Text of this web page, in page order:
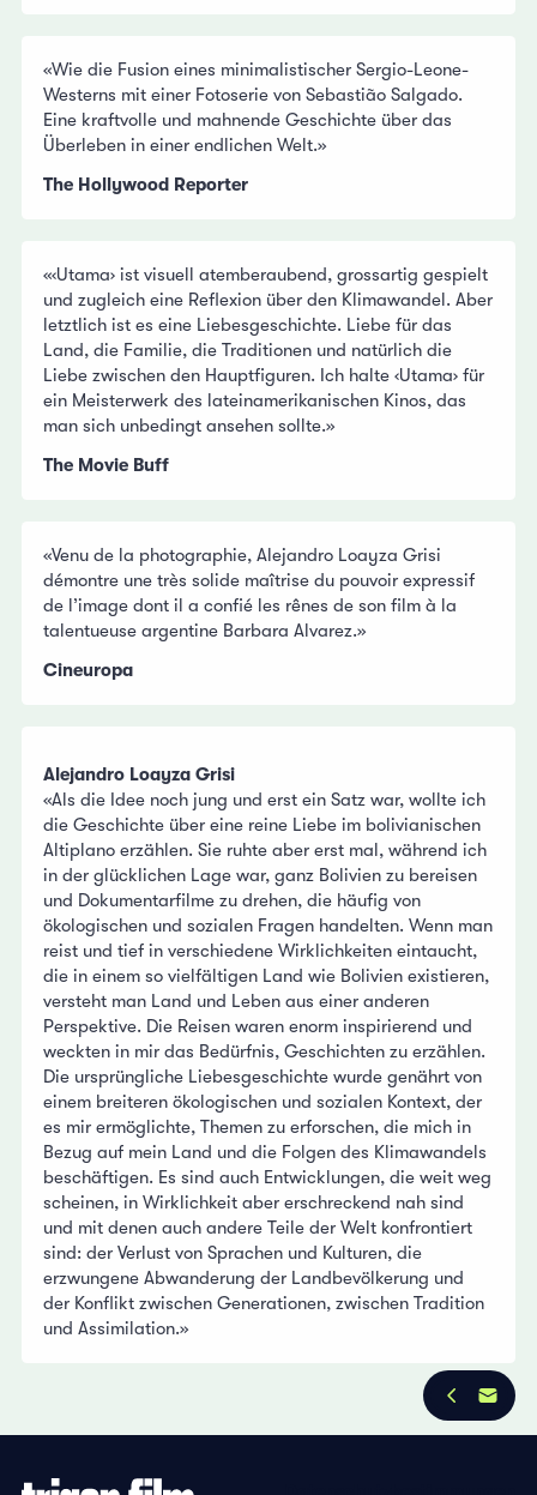
«Wie die Fusion eines minimalistischer Sergio-Leone-
Westerns mit einer Fotoserie von Sebastião Salgado.
Eine kraftvolle und mahnende Geschichte über das
Überleben in einer endlichen Welt.»
The Hollywood Reporter
«‹Utama› ist visuell atemberaubend, grossartig gespielt
und zugleich eine Reflexion über den Klimawandel. Aber
letztlich ist es eine Liebesgeschichte. Liebe für das
Land, die Familie, die Traditionen und natürlich die
Liebe zwischen den Hauptfiguren. Ich halte ‹Utama› für
ein Meisterwerk des lateinamerikanischen Kinos, das
man sich unbedingt ansehen sollte.»
The Movie Buff
«Venu de la photographie, Alejandro Loayza Grisi
démontre une très solide maîtrise du pouvoir expressif
de l’image dont il a confié les rênes de son film à la
talentueuse argentine Barbara Alvarez.»
Cineuropa
Alejandro Loayza Grisi
«Als die Idee noch jung und erst ein Satz war, wollte ich
die Geschichte über eine reine Liebe im bolivianischen
Altiplano erzählen. Sie ruhte aber erst mal, während ich
in der glücklichen Lage war, ganz Bolivien zu bereisen
und Dokumentarfilme zu drehen, die häufig von
ökologischen und sozialen Fragen handelten. Wenn man
reist und tief in verschiedene Wirklichkeiten eintaucht,
die in einem so vielfältigen Land wie Bolivien existieren,
versteht man Land und Leben aus einer anderen
Perspektive. Die Reisen waren enorm inspirierend und
weckten in mir das Bedürfnis, Geschichten zu erzählen.
Die ursprüngliche Liebesgeschichte wurde genährt von
einem breiteren ökologischen und sozialen Kontext, der
es mir ermöglichte, Themen zu erforschen, die mich in
Bezug auf mein Land und die Folgen des Klimawandels
beschäftigen. Es sind auch Entwicklungen, die weit weg
scheinen, in Wirklichkeit aber erschreckend nah sind
und mit denen auch andere Teile der Welt konfrontiert
sind: der Verlust von Sprachen und Kulturen, die
erzwungene Abwanderung der Landbevölkerung und
der Konflikt zwischen Generationen, zwischen Tradition
und Assimilation.»